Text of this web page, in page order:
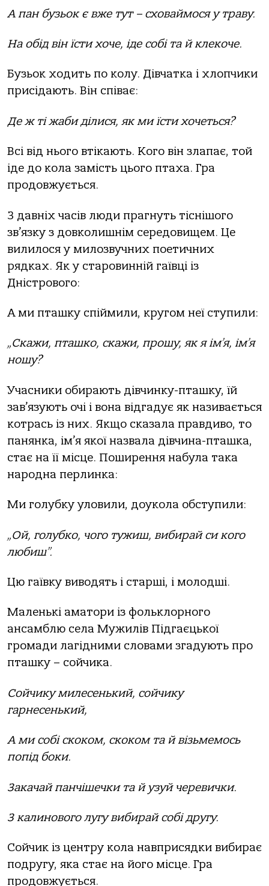
А пан бузьок є вже тут – сховаймося у траву.
На обід він їсти хоче, іде собі та й клекоче.
Бузьок ходить по колу. Дівчатка і хлопчики
присідають. Він співає:
Де ж ті жаби ділися, як ми їсти хочеться?
Всі від нього втікають. Кого він злапає, той
іде до кола замість цього птаха. Гра
продовжується.
З давніх часів люди прагнуть тіснішого
зв’язку з довколишнім середовищем. Це
вилилося у милозвучних поетичних
рядках. Як у старовинній гаївці із
Дністрового:
А ми пташку спіймили, кругом неї ступили:
„Скажи, пташко, скажи, прошу, як я ім’я, ім’я
ношу?
Учасники обирають дівчинку-пташку, їй
зав’язують очі і вона відгадує як називається
котрась із них. Якщо сказала правдиво, то
панянка, ім’я якої назвала дівчина-пташка,
стає на її місце. Поширення набула така
народна перлинка:
Ми голубку уловили, доукола обступили:
„Ой, голубко, чого тужиш, вибирай си кого
любиш”.
Цю гаївку виводять і старші, і молодші.
Маленькі аматори із фольклорного
ансамблю села Мужилів Підгаєцької
громади лагідними словами згадують про
пташку – сойчика.
Сойчику милесенький, сойчику
гарнесенький,
А ми собі скоком, скоком та й візьмемось
попід боки.
Закачай панчішечки та й узуй черевички.
З калинового лугу вибирай собі другу.
Сойчик із центру кола навприсядки вибирає
подругу, яка стає на його місце. Гра
продовжується.